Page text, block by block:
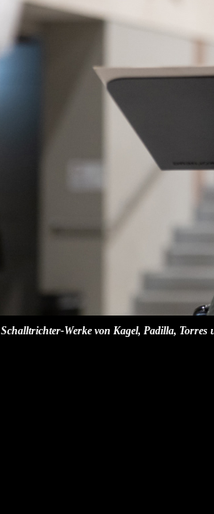
Schalltrichter-Werke von Kagel, Padilla,